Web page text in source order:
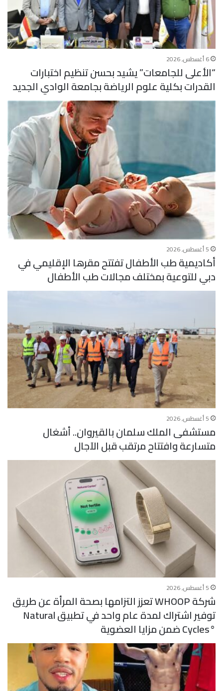
6 أغسطس, 2026
“الأعلى للجامعات” يشيد بحسن تنظيم اختبارات
القدرات بكلية علوم الرياضة بجامعة الوادي الجديد
5 أغسطس, 2026
أكاديمية طب الأطفال تفتتح مقرها الإقليمي في
دبي للتوعية بمختلف مجالات طب الأطفال
5 أغسطس, 2026
مستشفى الملك سلمان بالقيروان.. أشغال
متسارعة وافتتاح مرتقب قبل الآجال
5 أغسطس, 2026
شركة WHOOP تعزز التزامها بصحة المرأة عن طريق
توفير اشتراك لمدة عام واحد في تطبيق Natural
Cycles°‎ ضمن مزايا العضوية